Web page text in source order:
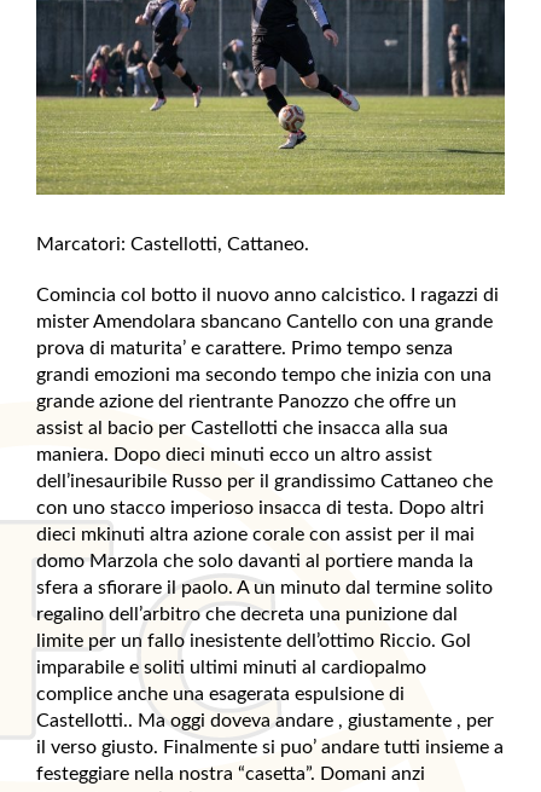
Marcatori: Castellotti, Cattaneo.
Comincia col botto il nuovo anno calcistico. I ragazzi di
mister Amendolara sbancano Cantello con una grande
prova di maturita’ e carattere. Primo tempo senza
grandi emozioni ma secondo tempo che inizia con una
grande azione del rientrante Panozzo che offre un
assist al bacio per Castellotti che insacca alla sua
maniera. Dopo dieci minuti ecco un altro assist
dell’inesauribile Russo per il grandissimo Cattaneo che
con uno stacco imperioso insacca di testa. Dopo altri
dieci mkinuti altra azione corale con assist per il mai
domo Marzola che solo davanti al portiere manda la
sfera a sfiorare il paolo. A un minuto dal termine solito
regalino dell’arbitro che decreta una punizione dal
limite per un fallo inesistente dell’ottimo Riccio. Gol
imparabile e soliti ultimi minuti al cardiopalmo
complice anche una esagerata espulsione di
Castellotti.. Ma oggi doveva andare , giustamente , per
il verso giusto. Finalmente si puo’ andare tutti insieme a
festeggiare nella nostra “casetta”. Domani anzi